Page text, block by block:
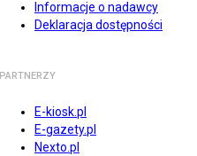
Informacje o nadawcy
Deklaracja dostępności
PARTNERZY
E-kiosk.pl
E-gazety.pl
Nexto.pl